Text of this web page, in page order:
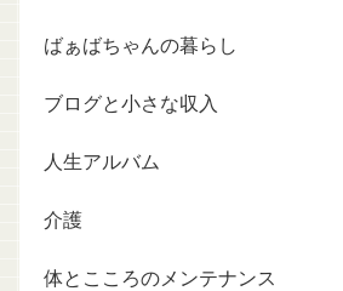
ばぁばちゃんの暮らし
ブログと小さな収入
人生アルバム
介護
体とこころのメンテナンス